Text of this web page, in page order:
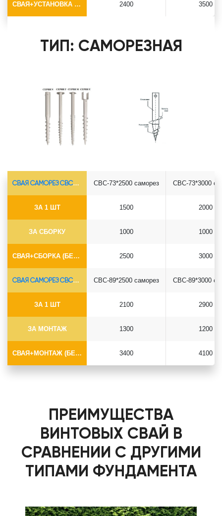
СВАЯ+УСТАНОВКА (БЕЗ ОГОЛОВКА) 2400 3500
ТИП: САМОРЕЗНАЯ
СВАЯ САМОРЕЗ СВС-Ø73*5.5
ЗА 1 ШТ
ЗА СБОРКУ
СВАЯ+СБОРКА (БЕЗ ОГОЛОВКА)
СВС-73*2500 саморез
1500
1000
2500
СВС-73*3000
2000
1000
3000
СВАЯ САМОРЕЗ СВС-Ø89*6.5
ЗА 1 ШТ
ЗА МОНТАЖ
СВАЯ+МОНТАЖ (БЕЗ ОГОЛОВКА)
СВС-89*2500 саморез
2100
1300
3400
СВС-89*3000
2900
1200
4100
ПРЕИМУЩЕСТВА
ВИНТОВЫХ СВАЙ В
СРАВНЕНИИ С ДРУГИМИ
ТИПАМИ ФУНДАМЕНТА